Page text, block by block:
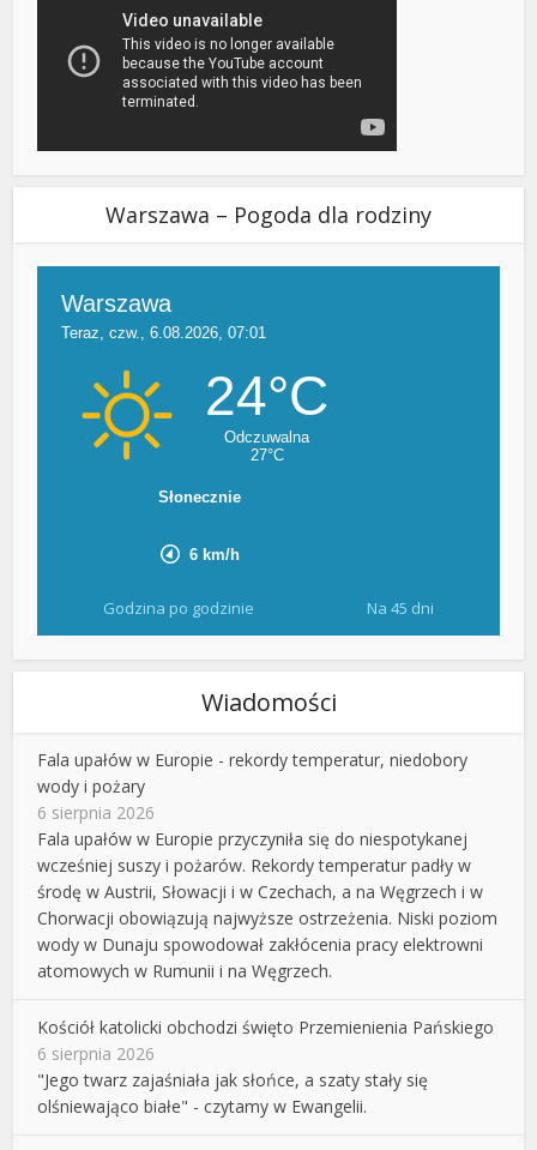
Warszawa – Pogoda dla rodziny
Godzina po godzinie Na 45 dni
Wiadomości
Fala upałów w Europie - rekordy temperatur, niedobory
wody i pożary
6 sierpnia 2026
Fala upałów w Europie przyczyniła się do niespotykanej
wcześniej suszy i pożarów. Rekordy temperatur padły w
środę w Austrii, Słowacji i w Czechach, a na Węgrzech i w
Chorwacji obowiązują najwyższe ostrzeżenia. Niski poziom
wody w Dunaju spowodował zakłócenia pracy elektrowni
atomowych w Rumunii i na Węgrzech.
Kościół katolicki obchodzi święto Przemienienia Pańskiego
6 sierpnia 2026
"Jego twarz zajaśniała jak słońce, a szaty stały się
olśniewająco białe" - czytamy w Ewangelii.